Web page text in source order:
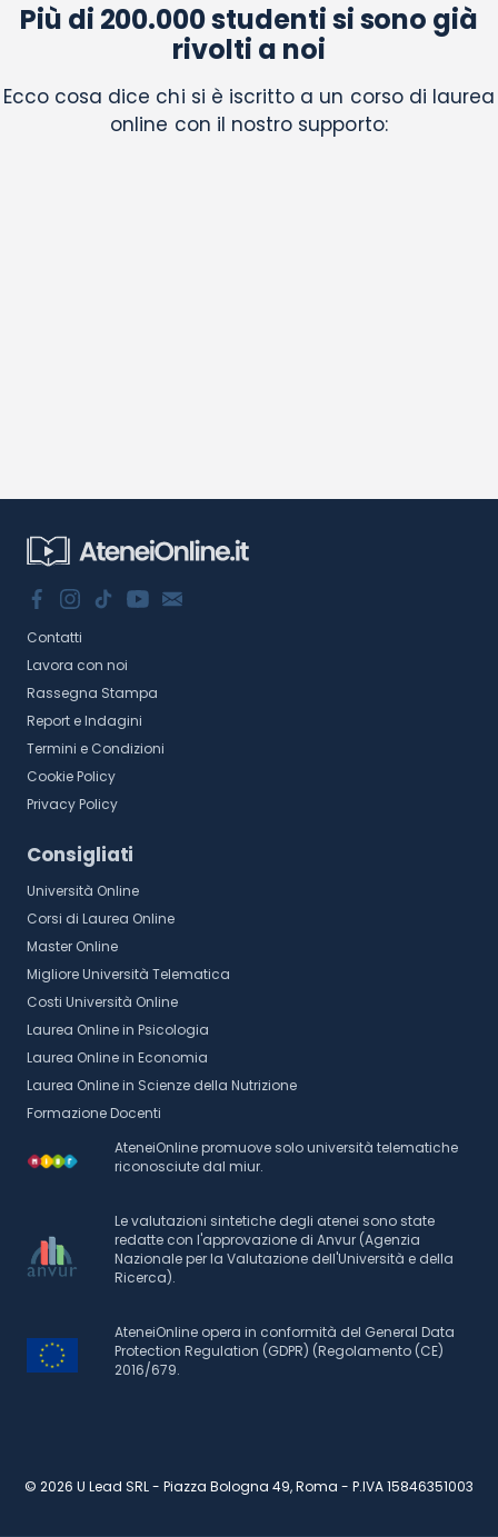
Più di 200.000 studenti si sono già
rivolti a noi
Ecco cosa dice chi si è iscritto a un corso di laurea
online con il nostro supporto:
Contatti
Lavora con noi
Rassegna Stampa
Report e Indagini
Termini e Condizioni
Cookie Policy
Privacy Policy
Consigliati
Università Online
Corsi di Laurea Online
Master Online
Migliore Università Telematica
Costi Università Online
Laurea Online in Psicologia
Laurea Online in Economia
Laurea Online in Scienze della Nutrizione
Formazione Docenti
AteneiOnline promuove solo università telematiche
riconosciute dal miur.
Le valutazioni sintetiche degli atenei sono state
redatte con l'approvazione di Anvur (Agenzia
Nazionale per la Valutazione dell'Università e della
Ricerca).
AteneiOnline opera in conformità del General Data
Protection Regulation (GDPR) (Regolamento (CE)
2016/679.
© 2026 U Lead SRL - Piazza Bologna 49, Roma - P.IVA 15846351003